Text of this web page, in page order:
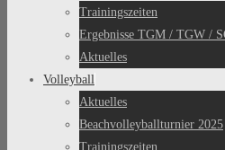
Trainingszeiten
Ergebnisse TGM / TGW /
Aktuelles
Volleyball
Aktuelles
Beachvolleyballturnier 2025
Trainingszeiten